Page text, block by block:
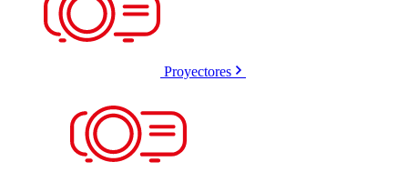
Proyectores